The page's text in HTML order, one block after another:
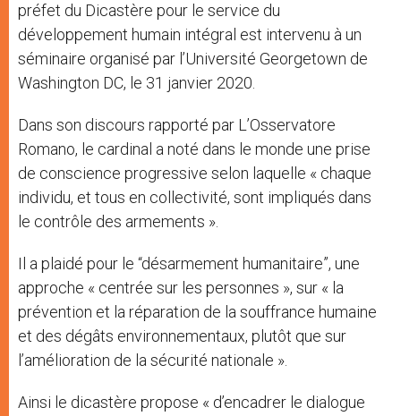
préfet du Dicastère pour le service du
développement humain intégral est intervenu à un
séminaire organisé par l’Université Georgetown de
Washington DC, le 31 janvier 2020.
Dans son discours rapporté par L’Osservatore
Romano, le cardinal a noté dans le monde une prise
de conscience progressive selon laquelle « chaque
individu, et tous en collectivité, sont impliqués dans
le contrôle des armements ».
Il a plaidé pour le “désarmement humanitaire”, une
approche « centrée sur les personnes », sur « la
prévention et la réparation de la souffrance humaine
et des dégâts environnementaux, plutôt que sur
l’amélioration de la sécurité nationale ».
Ainsi le dicastère propose « d’encadrer le dialogue